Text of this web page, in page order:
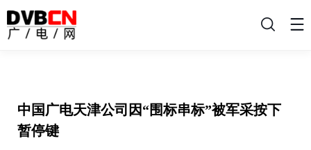
搜
中国广电天津公司因“围标串标”被军采按下
暂停键